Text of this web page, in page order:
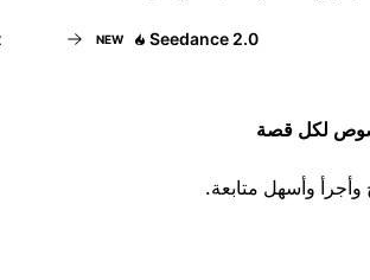
Seedance 2.0
NEW
لكل قصة
وأسهل متابعة.